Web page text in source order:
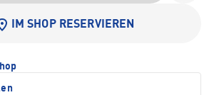
IM SHOP RESERVIEREN